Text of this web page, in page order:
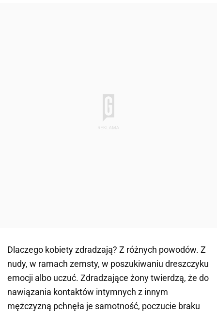
Dlaczego kobiety zdradzają? Z różnych powodów. Z
nudy, w ramach zemsty, w poszukiwaniu dreszczyku
emocji albo uczuć. Zdradzające żony twierdzą, że do
nawiązania kontaktów intymnych z innym
mężczyzną pchnęła je samotność, poczucie braku